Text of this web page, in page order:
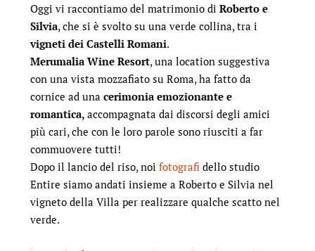
Oggi vi raccontiamo del matrimonio di Roberto e
Silvia, che si è svolto su una verde collina, tra i
vigneti dei Castelli Romani.
Merumalia Wine Resort, una location suggestiva
con una vista mozzafiato su Roma, ha fatto da
cornice ad una cerimonia emozionante e
romantica, accompagnata dai discorsi degli amici
più cari, che con le loro parole sono riusciti a far
commuovere tutti!
Dopo il lancio del riso, noi fotografi dello studio
Entire siamo andati insieme a Roberto e Silvia nel
vigneto della Villa per realizzare qualche scatto nel
verde.